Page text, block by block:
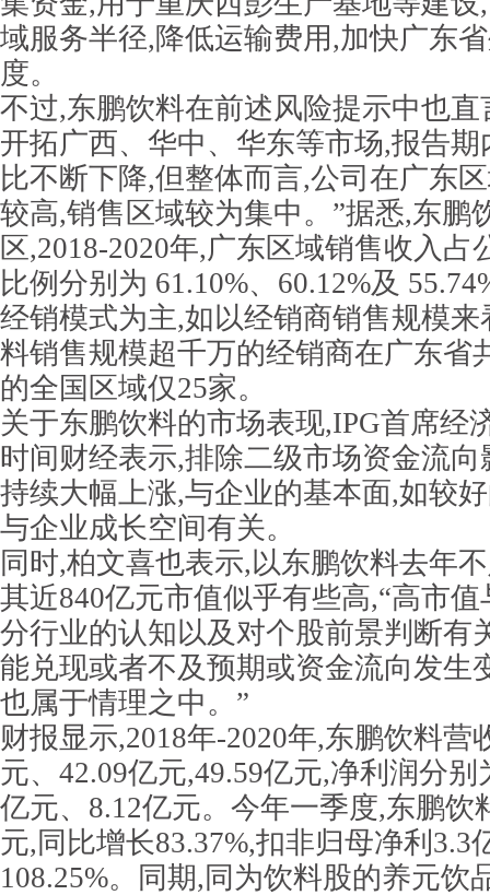
域服务半径,降低运输费用,加快广东
度。
不过,东鹏饮料在前述风险提示中也直
开拓广西、华中、华东等市场,报告
比不断下降,但整体而言,公司在广东
较高,销售区域较为集中。”据悉,东鹏
区,2018-2020年,广东区域销售收入占
比例分别为 61.10%、60.12%及
经销模式为主,如以经销商销售规模来
料销售规模超千万的经销商在广东省
的全国区域仅25家。
关于东鹏饮料的市场表现,IPG首席经
时间财经表示,排除二级市场资金流
持续大幅上涨,与企业的基本面,如较
与企业成长空间有关。
同时,柏文喜也表示,以东鹏饮料去年
其近840亿元市值似乎有些高,“高市
分行业的认知以及对个股前景判断有
能兑现或者不及预期或资金流向发生
也属于情理之中。”
财报显示,2018年-2020年,东鹏饮料营
元、42.09亿元,49.59亿元,净利润分别
亿元、8.12亿元。今年一季度,东鹏饮
元,同比增长83.37%,扣非归母净利3.3
108.25%。同期,同为饮料股的养元饮